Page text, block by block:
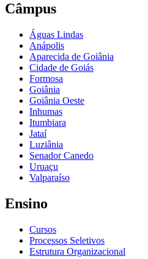
Câmpus
Águas Lindas
Anápolis
Aparecida de Goiânia
Cidade de Goiás
Formosa
Goiânia
Goiânia Oeste
Inhumas
Itumbiara
Jataí
Luziânia
Senador Canedo
Uruaçu
Valparaíso
Ensino
Cursos
Processos Seletivos
Estrutura Organizacional